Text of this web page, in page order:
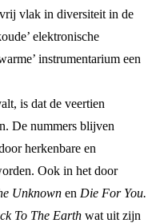
vlak in diversiteit in de
elektronische
instrumentarium een
is dat de veertien
De nummers blijven
herkenbare en
Ook in het door
Unknown en Die For You.
To The Earth wat uit zijn